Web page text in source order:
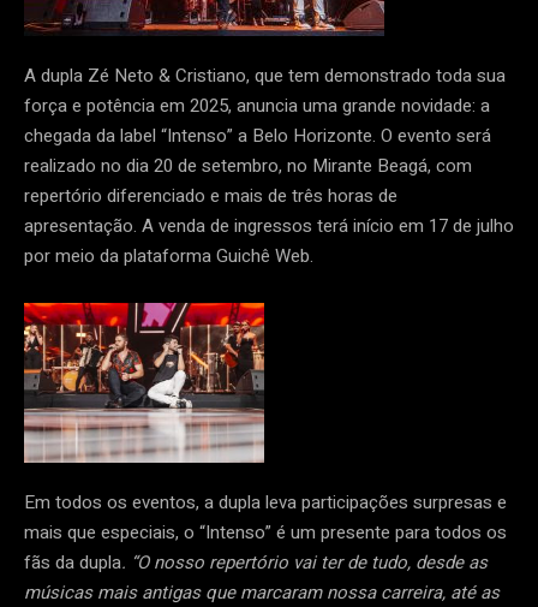
A dupla Zé Neto & Cristiano, que tem demonstrado toda sua
força e potência em 2025, anuncia uma grande novidade: a
chegada da label “Intenso” a Belo Horizonte. O evento será
realizado no dia 20 de setembro, no Mirante Beagá, com
repertório diferenciado e mais de três horas de
apresentação. A venda de ingressos terá início em 17 de julho
por meio da plataforma Guichê Web.
Em todos os eventos, a dupla leva participações surpresas e
mais que especiais, o “Intenso” é um presente para todos os
fãs da dupla. “O nosso repertório vai ter de tudo, desde as
músicas mais antigas que marcaram nossa carreira, até as